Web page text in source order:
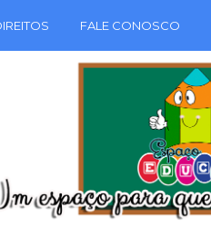
FALE CONOSCO